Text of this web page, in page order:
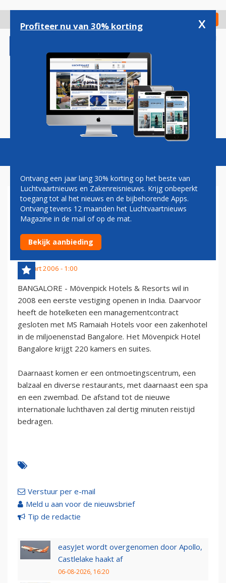
gaan
Check in
Magazine Podcasts Vacatures
MOVENPICK HOTELS OPENT
IN 2008 EERSTE VESTIGING
IN INDIA
3 maart 2006 - 1:00
BANGALORE - Mövenpick Hotels & Resorts wil in
2008 een eerste vestiging openen in India. Daarvoor
heeft de hotelketen een managementcontract
gesloten met MS Ramaiah Hotels voor een zakenhotel
in de miljoenenstad Bangalore. Het Mövenpick Hotel
Bangalore krijgt 220 kamers en suites.
Daarnaast komen er een ontmoetingscentrum, een
balzaal en diverse restaurants, met daarnaast een spa
en een zwembad. De afstand tot de nieuwe
internationale luchthaven zal dertig minuten reistijd
bedragen.
Verstuur per e-mail
Meld u aan voor de nieuwsbrief
Tip de redactie
easyJet wordt overgenomen door Apollo,
Castlelake haakt af
06-08-2026, 16:20
Profiteer nu van 30% korting x
Ontvang een jaar lang 30% korting op het beste van
Luchtvaartnieuws en Zakenreisnieuws. Krijg onbeperkt
toegang tot al het nieuws en de bijbehorende Apps.
Ontvang tevens 12 maanden het Luchtvaartnieuws
Magazine in de mail of op de mat.
Bekijk aanbieding